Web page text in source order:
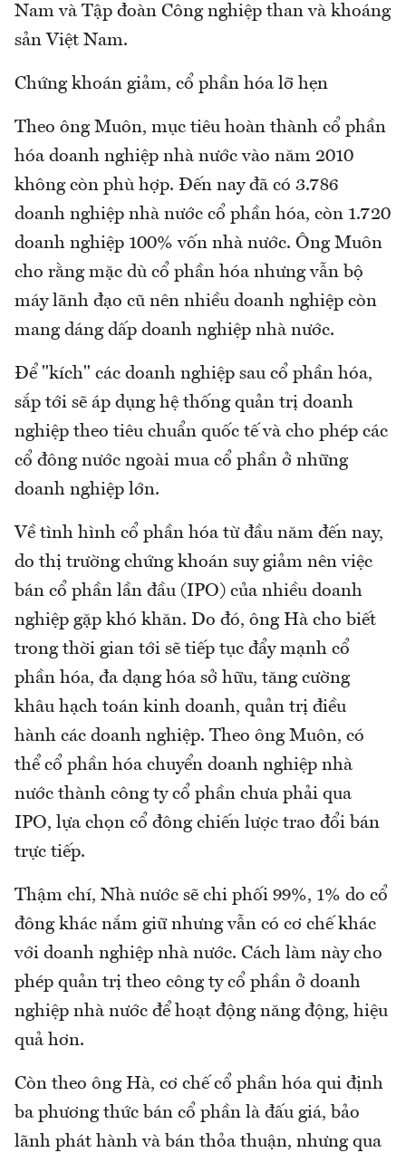
Nam và Tập đoàn Công nghiệp than và khoáng
sản Việt Nam.
Chứng khoán giảm, cổ phần hóa lỡ hẹn
Theo ông Muôn, mục tiêu hoàn thành cổ phần
hóa doanh nghiệp nhà nước vào năm 2010
không còn phù hợp. Đến nay đã có 3.786
doanh nghiệp nhà nước cổ phần hóa, còn 1.720
doanh nghiệp 100% vốn nhà nước. Ông Muôn
cho rằng mặc dù cổ phần hóa nhưng vẫn bộ
máy lãnh đạo cũ nên nhiều doanh nghiệp còn
mang dáng dấp doanh nghiệp nhà nước.
Để "kích" các doanh nghiệp sau cổ phần hóa,
sắp tới sẽ áp dụng hệ thống quản trị doanh
nghiệp theo tiêu chuẩn quốc tế và cho phép các
cổ đông nước ngoài mua cổ phần ở những
doanh nghiệp lớn.
Về tình hình cổ phần hóa từ đầu năm đến nay,
do thị trường chứng khoán suy giảm nên việc
bán cổ phần lần đầu (IPO) của nhiều doanh
nghiệp gặp khó khăn. Do đó, ông Hà cho biết
trong thời gian tới sẽ tiếp tục đẩy mạnh cổ
phần hóa, đa dạng hóa sở hữu, tăng cường
khâu hạch toán kinh doanh, quản trị điều
hành các doanh nghiệp. Theo ông Muôn, có
thể cổ phần hóa chuyển doanh nghiệp nhà
nước thành công ty cổ phần chưa phải qua
IPO, lựa chọn cổ đông chiến lược trao đổi bán
trực tiếp.
Thậm chí, Nhà nước sẽ chi phối 99%, 1% do cổ
đông khác nắm giữ nhưng vẫn có cơ chế khác
với doanh nghiệp nhà nước. Cách làm này cho
phép quản trị theo công ty cổ phần ở doanh
nghiệp nhà nước để hoạt động năng động, hiệu
quả hơn.
Còn theo ông Hà, cơ chế cổ phần hóa qui định
ba phương thức bán cổ phần là đấu giá, bảo
lãnh phát hành và bán thỏa thuận, nhưng qua